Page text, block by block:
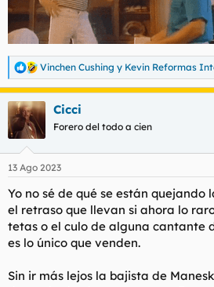
R
e
c
c
i
e
:
Vinchen Cushing y Kevin Reformas
Cicci
Forero del todo a cien
13 Ago 2023
Yo no sé de qué se están quejando
el retraso que llevan si ahora lo
tetas o el culo de alguna cantante
es lo único que venden.
Sin ir más lejos la bajista de